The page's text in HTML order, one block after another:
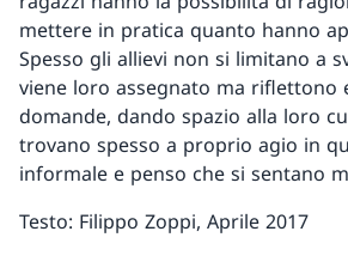
mettere in pratica quanto hanno
Spesso gli allievi non si limitano a
viene loro assegnato ma riflettono
domande, dando spazio alla loro
trovano spesso a proprio agio in
informale e penso che si sentano
Testo: Filippo Zoppi, Aprile 2017